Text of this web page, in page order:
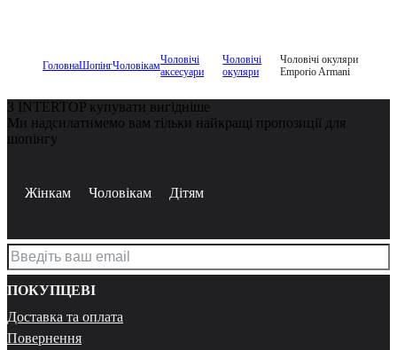
ГоловнаШопінгЧоловікамЧоловічі
аксесуари
Чоловічі
окуляри
Чоловічі окуляри
Emporio Armani
З INTERTOP купувати вигідніше
Ми надсилатимемо вам тільки найкращі пропозиції для
шопінгу
Жінкам Чоловікам Дітям
ПОКУПЦЕВІ
Доставка та оплата
Повернення